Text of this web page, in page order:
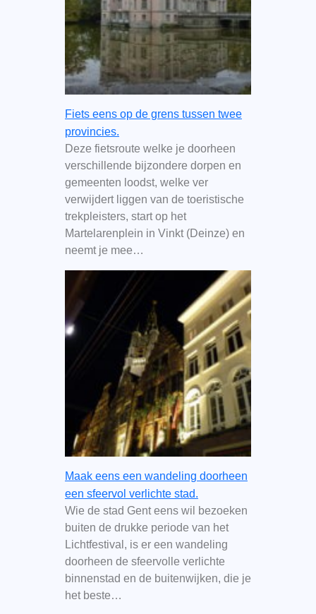
Fiets eens op de grens tussen twee
provincies.
Deze fietsroute welke je doorheen
verschillende bijzondere dorpen en
gemeenten loodst, welke ver
verwijdert liggen van de toeristische
trekpleisters, start op het
Martelarenplein in Vinkt (Deinze) en
neemt je mee…
Maak eens een wandeling doorheen
een sfeervol verlichte stad.
Wie de stad Gent eens wil bezoeken
buiten de drukke periode van het
Lichtfestival, is er een wandeling
doorheen de sfeervolle verlichte
binnenstad en de buitenwijken, die je
het beste…